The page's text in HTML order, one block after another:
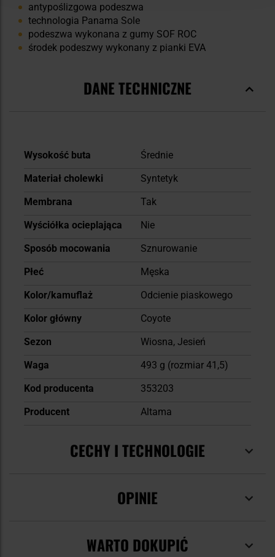
antypoślizgowa podeszwa
technologia Panama Sole
podeszwa wykonana z gumy SOF ROC
środek podeszwy wykonany z pianki EVA
DANE TECHNICZNE
Więcej
Wysokość buta
Średnie
Materiał cholewki
Syntetyk
Membrana
Tak
Wyściółka ocieplająca
Nie
Sposób mocowania
Sznurowanie
Płeć
Męska
Kolor/kamuflaż
Odcienie piaskowego
Kolor główny
Coyote
Sezon
Wiosna, Jesień
Waga
493 g (rozmiar 41,5)
Kod producenta
353203
Producent
Altama
CECHY I TECHNOLOGIE
OPINIE
WARTO DOKUPIĆ